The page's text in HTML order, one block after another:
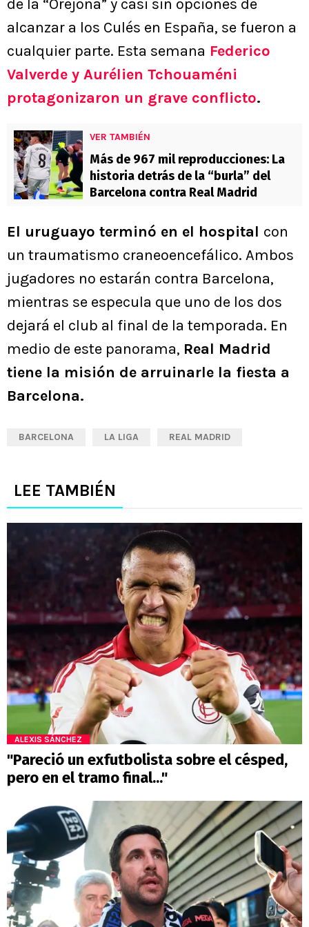
de la “Orejona” y casi sin opciones de
alcanzar a los Culés en España, se fueron a
cualquier parte. Esta semana Federico
Valverde y Aurélien Tchouaméni
protagonizaron un grave conflicto.
VER TAMBIÉN
Más de 967 mil reproducciones: La
historia detrás de la “burla” del
Barcelona contra Real Madrid
El uruguayo terminó en el hospital con
un traumatismo craneoencefálico. Ambos
jugadores no estarán contra Barcelona,
mientras se especula que uno de los dos
dejará el club al final de la temporada. En
medio de este panorama, Real Madrid
tiene la misión de arruinarle la fiesta a
Barcelona.
BARCELONA LA LIGA REAL MADRID
LEE TAMBIÉN
ALEXIS SÁNCHEZ
"Pareció un exfutbolista sobre el césped,
pero en el tramo final..."